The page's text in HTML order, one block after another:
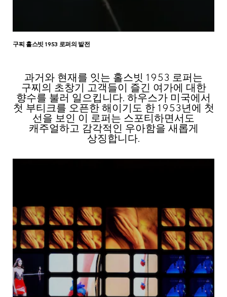
구찌 홀스빗 1953 로퍼의 발전
과거와 현재를 잇는 홀스빗 1953 로퍼는
구찌의 초창기 고객들이 즐긴 여가에 대한
향수를 불러 일으킵니다. 하우스가 미국에서
첫 부티크를 오픈한 해이기도 한 1953년에 첫
선을 보인 이 로퍼는 스포티하면서도
캐주얼하고 감각적인 우아함을 새롭게
상징합니다.